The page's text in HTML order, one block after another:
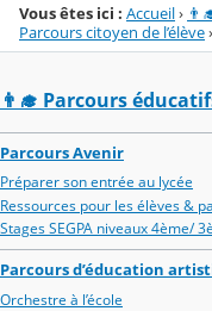
Vous êtes ici : Accueil›
Parcours citoyen de l’élève›
👨‍🎓 Parcours
Parcours Avenir
Préparer son entrée au lycée
Ressources pour les élèves &
Stages SEGPA niveaux 4ème/
Parcours d’éducation
Orchestre à l’école